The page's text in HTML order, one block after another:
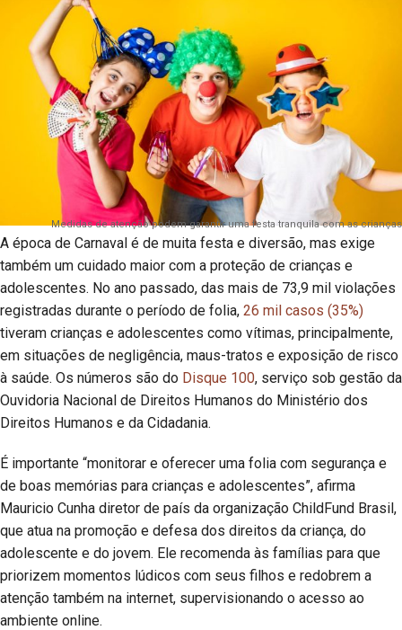
Medidas de atenção podem garantir uma festa tranquila com as crianças
A época de Carnaval é de muita festa e diversão, mas exige
também um cuidado maior com a proteção de crianças e
adolescentes. No ano passado, das mais de 73,9 mil violações
registradas durante o período de folia, 26 mil casos (35%)
tiveram crianças e adolescentes como vítimas, principalmente,
em situações de negligência, maus-tratos e exposição de risco
à saúde. Os números são do Disque 100, serviço sob gestão da
Ouvidoria Nacional de Direitos Humanos do Ministério dos
Direitos Humanos e da Cidadania.
É importante “monitorar e oferecer uma folia com segurança e
de boas memórias para crianças e adolescentes”, afirma
Mauricio Cunha diretor de país da organização ChildFund Brasil,
que atua na promoção e defesa dos direitos da criança, do
adolescente e do jovem. Ele recomenda às famílias para que
priorizem momentos lúdicos com seus filhos e redobrem a
atenção também na internet, supervisionando o acesso ao
ambiente online.